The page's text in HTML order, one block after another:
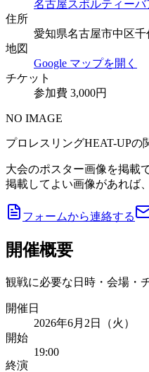
名古屋スポルティーバ
住所
愛知県名古屋市中区千
地図
Google マップを開く
チケット
参加費 3,000円
NO IMAGE
プロレスリングHEAT-UPの
大会のポスター画像を掲載
掲載してよい画像があれば
フォームから連絡する
開催概要
観戦に必要な日時・会場・
開催日
2026年6月2日（火）
開始
19:00
終演